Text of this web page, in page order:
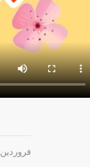
فروردین ۲۸, ۱۴۰۲